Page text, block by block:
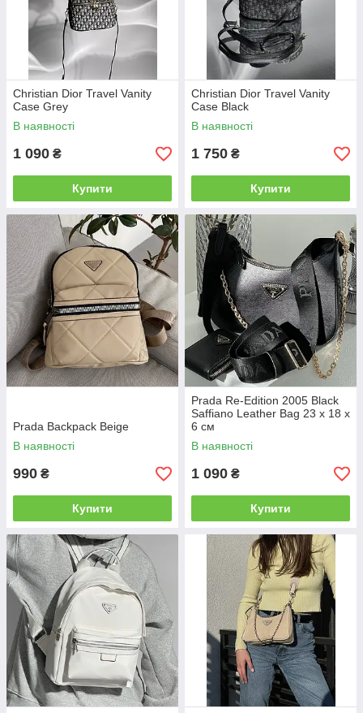
Christian Dior Travel Vanity
Case Grey
В наявності
1 090 ₴
Купити
Christian Dior Travel Vanity
Case Black
В наявності
1 750 ₴
Купити
Prada Backpack Beige
В наявності
990 ₴
Купити
Prada Re-Edition 2005 Black
Saffiano Leather Bag 23 х 18 х
6 см
В наявності
1 090 ₴
Купити